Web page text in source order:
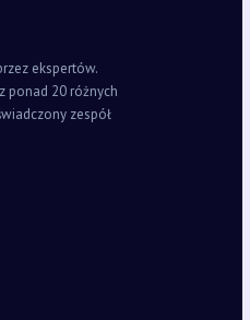
ekspertów.
ponad 20 różnych
zespół